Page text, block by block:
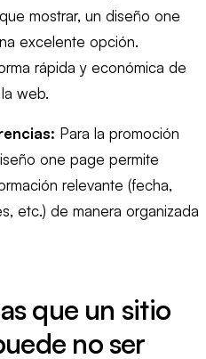
mostrar, un diseño one
excelente opción.
rápida y económica de
web.
Para la promoción
one page permite
relevante (fecha,
etc.) de manera organizada
que un sitio
no ser